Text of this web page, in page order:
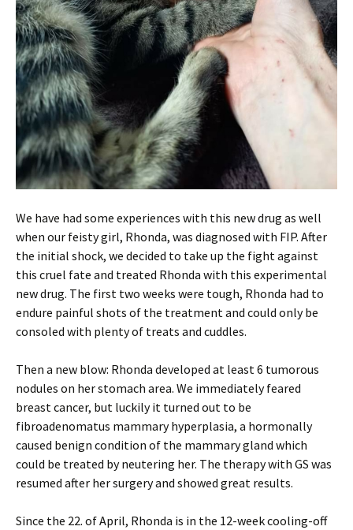
We have had some experiences with this new drug as well
when our feisty girl, Rhonda, was diagnosed with FIP. After
the initial shock, we decided to take up the fight against
this cruel fate and treated Rhonda with this experimental
new drug. The first two weeks were tough, Rhonda had to
endure painful shots of the treatment and could only be
consoled with plenty of treats and cuddles.
Then a new blow: Rhonda developed at least 6 tumorous
nodules on her stomach area. We immediately feared
breast cancer, but luckily it turned out to be
fibroadenomatus mammary hyperplasia, a hormonally
caused benign condition of the mammary gland which
could be treated by neutering her. The therapy with GS was
resumed after her surgery and showed great results.
Since the 22. of April, Rhonda is in the 12-week cooling-off